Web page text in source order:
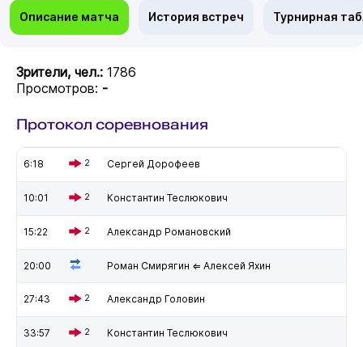
Описание матча История встреч Турнирная
Зрители, чел.: 1786
Просмотров: -
Протокол соревнования
6:18 2 Сергей Дорофеев
10:01 2 Константин Теслюкович
15:22 2 Александр Романовский
20:00 Роман Смирягин ⇐ Алексей Яхин
27:43 2 Александр Головин
33:57 2 Константин Теслюкович